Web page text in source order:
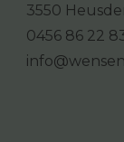
3550
0456 86 22